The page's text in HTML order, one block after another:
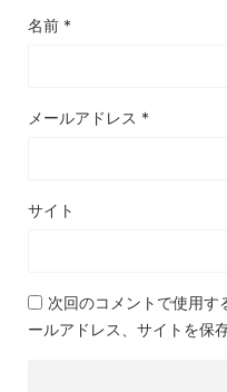
名前 *
メールアドレス *
サイト
次回のコメントで使用す
ールアドレス、サイトを保存